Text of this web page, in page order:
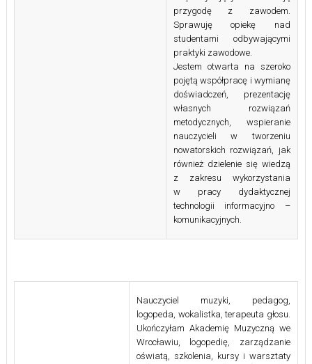
przygodę z zawodem.
Sprawuję opiekę nad
studentami odbywającymi
praktyki zawodowe.
Jestem otwarta na szeroko
pojętą współpracę i wymianę
doświadczeń, prezentację
własnych rozwiązań
metodycznych, wspieranie
nauczycieli w tworzeniu
nowatorskich rozwiązań, jak
również dzielenie się wiedzą
z zakresu wykorzystania
w pracy dydaktycznej
technologii informacyjno –
komunikacyjnych.
Nauczyciel muzyki, pedagog,
logopeda, wokalistka, terapeuta głosu.
Ukończyłam Akademię Muzyczną we
Wrocławiu, logopedię, zarządzanie
oświatą, szkolenia, kursy i warsztaty